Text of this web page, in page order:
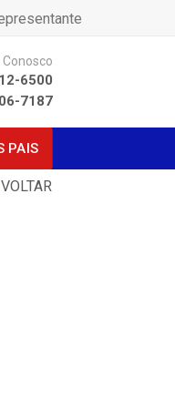
Conosco
6500
7187
PAIS
VOLTAR